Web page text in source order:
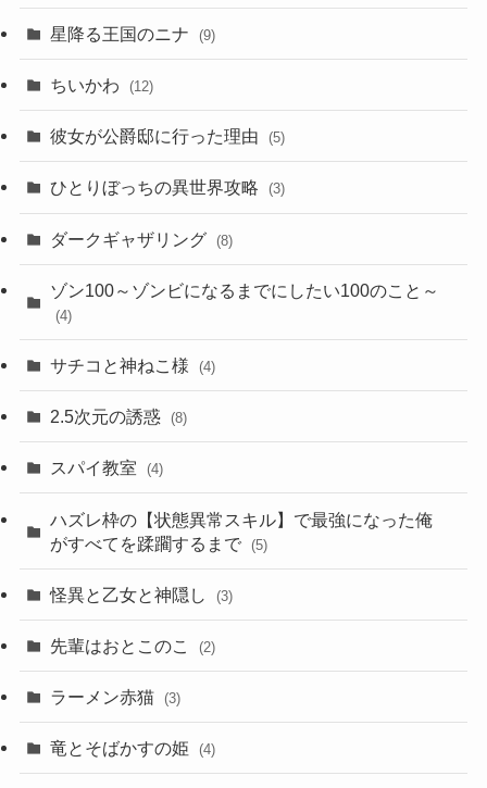
星降る王国のニナ (9)
ちいかわ (12)
彼女が公爵邸に行った理由 (5)
ひとりぼっちの異世界攻略 (3)
ダークギャザリング (8)
ゾン100～ゾンビになるまでにしたい100のこと～
(4)
サチコと神ねこ様 (4)
2.5次元の誘惑 (8)
スパイ教室 (4)
ハズレ枠の【状態異常スキル】で最強になった俺
がすべてを蹂躙するまで
(5)
怪異と乙女と神隠し (3)
先輩はおとこのこ (2)
ラーメン赤猫 (3)
竜とそばかすの姫 (4)